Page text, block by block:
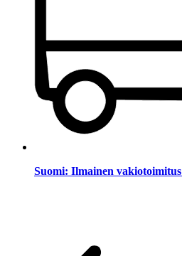
Suomi: Ilmainen vakiotoimitus